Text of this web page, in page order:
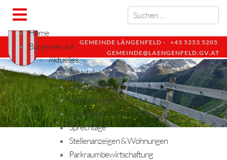
GEMEINDE LÄNGENFELD - +43 5253 5205
GEMEINDE@LAENGENFELD.GV.AT
Home
Bürgerservice
Aktuelles
Amtstafel
Neuigkeiten
Verordnungen
Formulare
Sprechtage
Stellenanzeigen & Wohnungen
Parkraumbewirtschaftung